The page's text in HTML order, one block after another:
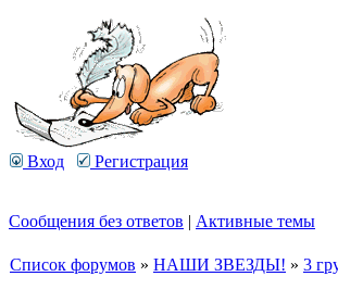
Вход Регистрация
Сообщения без ответов | Активные темы
Список форумов » НАШИ ЗВЕЗДЫ! » 3